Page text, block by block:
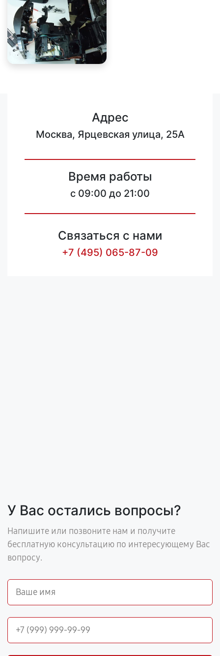
Адрес
Москва, Ярцевская улица, 25А
Время работы
c 09:00 до 21:00
Связаться с нами
+7 (495) 065-87-09
У Вас остались вопросы?
Напишите или позвоните нам и получите
бесплатную консультацию по интересующему Вас
вопросу.